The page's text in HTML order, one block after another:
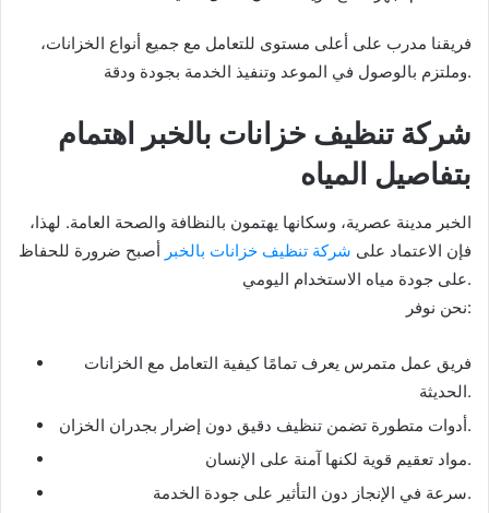
فريقنا مدرب على أعلى مستوى للتعامل مع جميع أنواع الخزانات،
وملتزم بالوصول في الموعد وتنفيذ الخدمة بجودة ودقة.
شركة تنظيف خزانات بالخبر اهتمام
بتفاصيل المياه
الخبر مدينة عصرية، وسكانها يهتمون بالنظافة والصحة العامة. لهذا،
فإن الاعتماد على شركة تنظيف خزانات بالخبر أصبح ضرورة للحفاظ
على جودة مياه الاستخدام اليومي.
نحن نوفر:
فريق عمل متمرس يعرف تمامًا كيفية التعامل مع الخزانات
الحديثة.
أدوات متطورة تضمن تنظيف دقيق دون إضرار بجدران الخزان.
مواد تعقيم قوية لكنها آمنة على الإنسان.
سرعة في الإنجاز دون التأثير على جودة الخدمة.